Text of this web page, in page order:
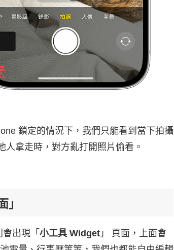
鎖定的情況下，我們只能看到當下拍攝
拿走時，對方亂打開照片偷看。
出現「 小工具 Widget 」 頁面，上面會